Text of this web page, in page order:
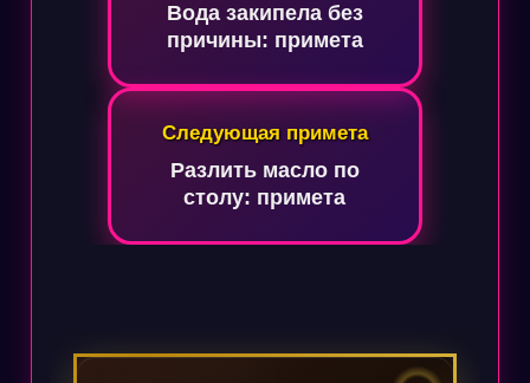
Вода закипела без
причины: примета
Следующая примета
Разлить масло по
столу: примета